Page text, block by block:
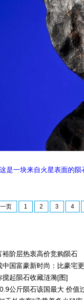
这是一块来自火星表面的陨
页 1 2 3 4
裕阶层热衷高价竞购陨石
中国富豪新时尚：比豪宅
搅起陨石收藏涟漪[图]
公斤陨石该国最大 价值